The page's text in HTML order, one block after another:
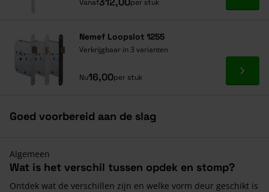
Vanaf per stuk
Nemef Loopslot 1255
Verkrijgbaar in 3 varianten
Nu16,00per stuk Ga
Goed voorbereid aan de slag
Algemeen
Wat is het verschil tussen opdek en stomp?
Ontdek wat de verschillen zijn en welke vorm deur geschikt is